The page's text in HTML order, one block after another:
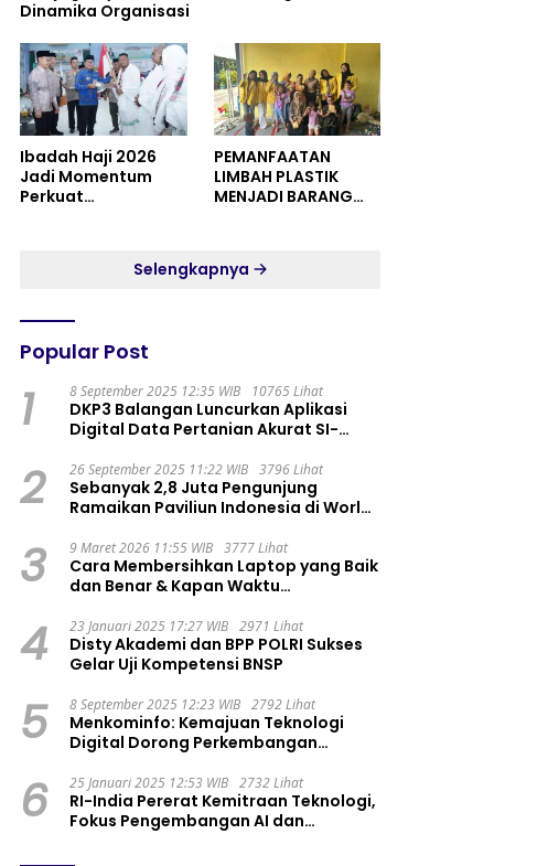
Dinamika Organisasi
Ibadah Haji 2026
Jadi Momentum
Perkuat
PEMANFAATAN
LIMBAH PLASTIK
MENJADI BARANG
RESIDENCE
Selengkapnya
Popular Post
1 8 September 2025 12:35 WIB 10765 Lihat
DKP3 Balangan Luncurkan Aplikasi
Digital Data Pertanian Akurat SI-
2 26 September 2025 11:22 WIB 3796 Lihat
Sebanyak 2,8 Juta Pengunjung
Ramaikan Paviliun Indonesia di World
3 9 Maret 2026 11:55 WIB 3777 Lihat
Cara Membersihkan Laptop yang Baik
dan Benar & Kapan Waktu
4 23 Januari 2025 17:27 WIB 2971 Lihat
Disty Akademi dan BPP POLRI Sukses
Gelar Uji Kompetensi BNSP
5 8 September 2025 12:23 WIB 2792 Lihat
Menkominfo: Kemajuan Teknologi
Digital Dorong Perkembangan
6 25 Januari 2025 12:53 WIB 2732 Lihat
RI-India Pererat Kemitraan Teknologi,
Fokus Pengembangan AI dan